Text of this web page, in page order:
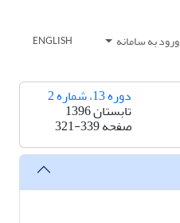
ورود به سامانه ENGLISH
دوره 13، شماره 2
تابستان 1396
صفحه321-339